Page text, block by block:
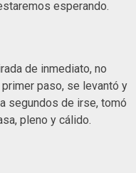
esperando.
de inmediato, no
paso, se levantó y
segundos de irse, tomó
pleno y cálido.